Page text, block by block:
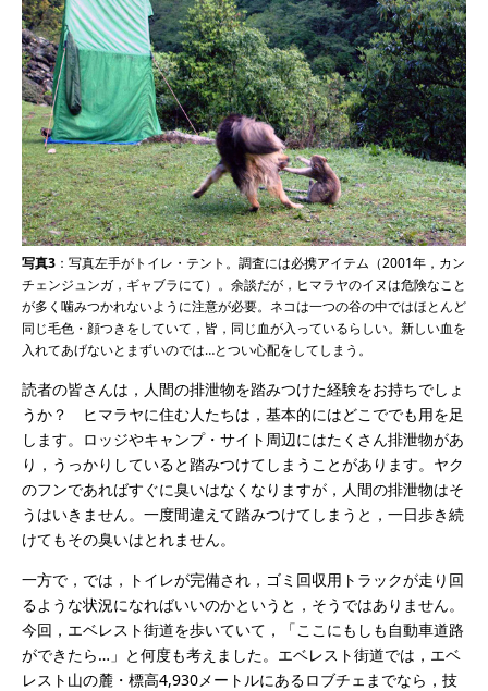
写真3 ：写真左手がトイレ・テント。調査には必携アイテム（2001年，カン
チェンジュンガ，ギャブラにて）。余談だが，ヒマラヤのイヌは危険なこと
が多く噛みつかれないように注意が必要。ネコは一つの谷の中ではほとんど
同じ毛色・顔つきをしていて，皆，同じ血が入っているらしい。新しい血を
入れてあげないとまずいのでは…とつい心配をしてしまう。
読者の皆さんは，人間の排泄物を踏みつけた経験をお持ちでしょ
うか？ ヒマラヤに住む人たちは，基本的にはどこででも用を足
します。ロッジやキャンプ・サイト周辺にはたくさん排泄物があ
り，うっかりしていると踏みつけてしまうことがあります。ヤク
のフンであればすぐに臭いはなくなりますが，人間の排泄物はそ
うはいきません。一度間違えて踏みつけてしまうと，一日歩き続
けてもその臭いはとれません。
一方で，では，トイレが完備され，ゴミ回収用トラックが走り回
るような状況になればいいのかというと，そうではありません。
今回，エベレスト街道を歩いていて，「ここにもしも自動車道路
ができたら…」と何度も考えました。エベレスト街道では，エベ
レスト山の麓・標高4,930メートルにあるロブチェまでなら，技